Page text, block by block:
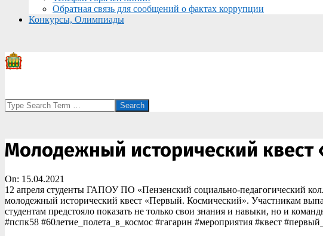
Обратная связь для сообщений о фактах коррупции
Конкурсы, Олимпиады
Search
Молодежный исторический
On: 15.04.2021
12 апреля студенты ГАПОУ ПО «Пензенский социально-педагогический
молодежный исторический квест «Первый. Космический». Участникам
студентам предстояло показать не только свои знания и навыки, но и
#пспк58 #60летие_полета_в_космос #гагарин #мероприятия #квест